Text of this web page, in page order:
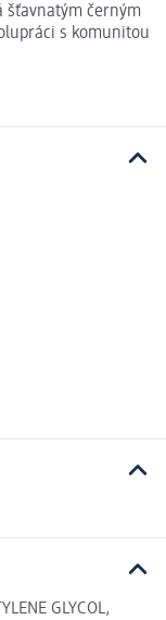
šťavnatým černým
s komunitou
GLYCOL,